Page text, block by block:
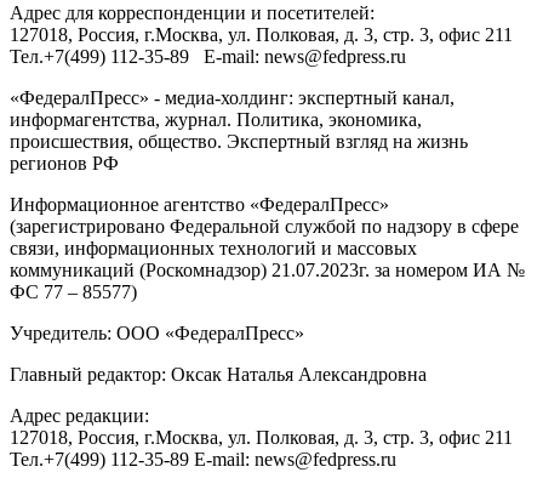
Адрес для корреспонденции и посетителей:
127018, Россия, г.Москва, ул. Полковая, д. 3, стр. 3, офис 211
Тел.+7(499) 112-35-89 E-mail: news@fedpress.ru
«ФедералПресс» - медиа-холдинг: экспертный канал,
информагентства, журнал. Политика, экономика,
происшествия, общество. Экспертный взгляд на жизнь
регионов РФ
Информационное агентство «ФедералПресс»
(зарегистрировано Федеральной службой по надзору в сфере
связи, информационных технологий и массовых
коммуникаций (Роскомнадзор) 21.07.2023г. за номером ИА №
ФС 77 – 85577)
Учредитель: ООО «ФедералПресс»
Главный редактор: Оксак Наталья Александровна
Адрес редакции:
127018, Россия, г.Москва, ул. Полковая, д. 3, стр. 3, офис 211
Тел.+7(499) 112-35-89 E-mail: news@fedpress.ru